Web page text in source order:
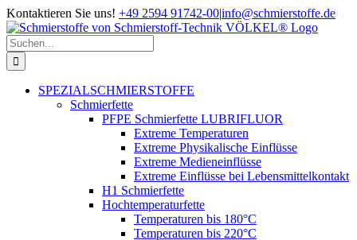
Zum
Inhalt
springen
Kontaktieren Sie uns! +49 2594 91742-00|info@schmierstoffe.de
Suche
nach:
SPEZIALSCHMIERSTOFFE
Schmierfette
PFPE Schmierfette LUBRIFLUOR
Extreme Temperaturen
Extreme Physikalische Einflüsse
Extreme Medieneinflüsse
Extreme Einflüsse bei Lebensmittelkontakt
H1 Schmierfette
Hochtemperaturfette
Temperaturen bis 180°C
Temperaturen bis 220°C